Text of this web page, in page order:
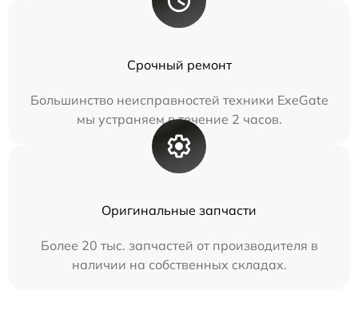
Срочный ремонт
Большинство неисправностей техники ExeGate
мы устраняем в течение 2 часов.
Оригинальные запчасти
Более 20 тыс. запчастей от производителя в
наличии на собственных складах.